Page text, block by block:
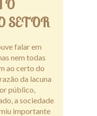
O
SETOR
falar em
nem todas
ao certo do
da lacuna
público,
a sociedade
importante